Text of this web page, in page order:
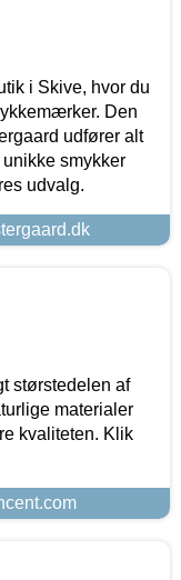
i Skive, hvor du
Den
udfører alt
smykker
udvalg.
størstedelen af
materialer
kvaliteten. Klik